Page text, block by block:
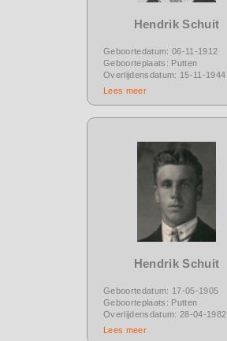
Hendrik Schuit
Geboortedatum: 06-11-1912
Geboorteplaats: Putten
Overlijdensdatum: 15-11-1944
Lees meer
Hendrik Schuit
Geboortedatum: 17-05-1905
Geboorteplaats: Putten
Overlijdensdatum: 28-04-1982
Lees meer